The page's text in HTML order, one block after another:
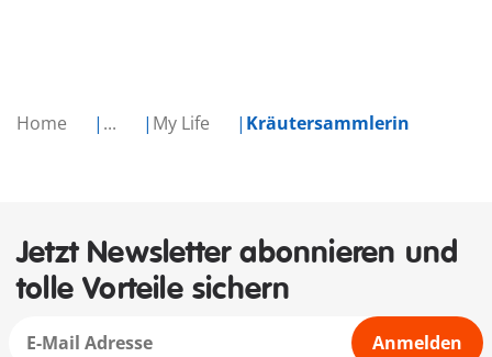
Home ... My Life Kräutersammlerin
Jetzt Newsletter abonnieren und
tolle Vorteile sichern
Anmelden